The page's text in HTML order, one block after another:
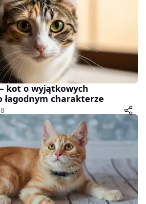
kot o wyjątkowych
łagodnym charakterze